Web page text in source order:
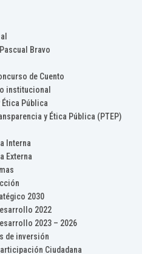
Bravo
de Cuento
institucional
Pública
y Ética Pública (PTEP)
Interna
Externa
2030
2022
2023 – 2026
de inversión
Ciudadana